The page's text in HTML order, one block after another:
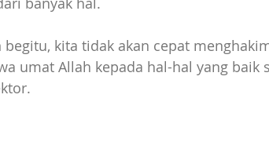
begitu, kita tidak akan cepat
umat Allah kepada hal-hal yang baik